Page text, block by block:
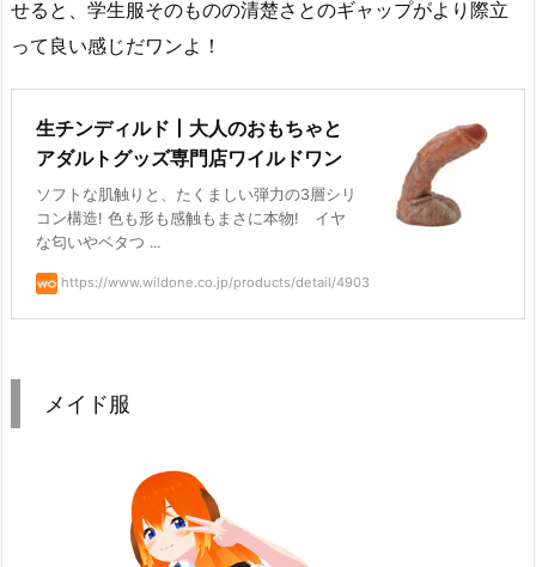
せると、学生服そのものの清楚さとのギャップがより際立
って良い感じだワンよ！
生チンディルド丨大人のおもちゃと
アダルトグッズ専門店ワイルドワン
ソフトな肌触りと、たくましい弾力の3層シリ
コン構造! 色も形も感触もまさに本物! イヤ
な匂いやベタつ ...
https://www.wildone.co.jp/products/detail/4903
メイド服